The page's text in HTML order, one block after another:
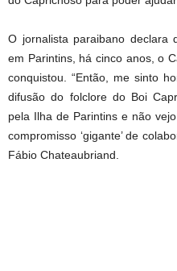
O jornalista paraibano declara
em Parintins, há cinco anos, o
conquistou. “Então, me sinto
difusão do folclore do Boi
pela Ilha de Parintins e não
compromisso ‘gigante’ de
Fábio Chateaubriand.